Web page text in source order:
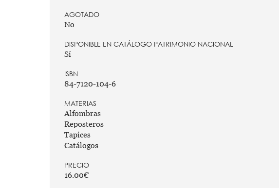
AGOTADO
No
DISPONIBLE EN CATÁLOGO PATRIMONIO NACIONAL
Sí
ISBN
84-7120-104-6
MATERIAS
Alfombras
Reposteros
Tapices
Catálogos
PRECIO
16.00€